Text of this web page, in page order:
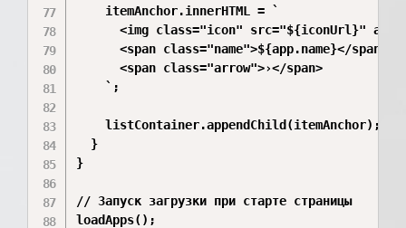
    itemAnchor.innerHTML = `
<img class="icon" src="${iconUrl}"
      <span class="name">${app.name}</span>
      <span class="arrow">›</span>
    `;
    listContainer.appendChild(itemAnchor);
  }
}
// Запуск загрузки при старте страницы
loadApps();